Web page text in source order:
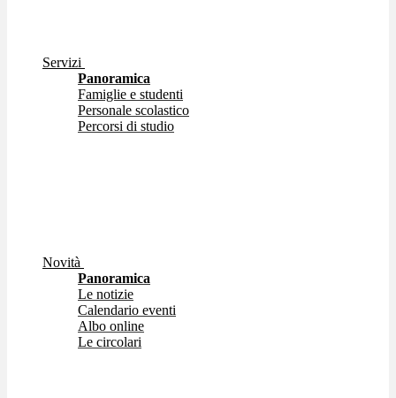
Servizi
Panoramica
Famiglie e studenti
Personale scolastico
Percorsi di studio
Novità
Panoramica
Le notizie
Calendario eventi
Albo online
Le circolari